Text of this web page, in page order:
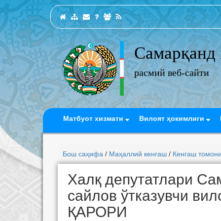
Самарқанд
расмий веб-сайти
Матбуот хизмати Вилоят ҳокимлиги
Бош саҳифа / Маҳаллий кенгаш / Кенгаш
Халқ депутатлари
сайлов ўтказувчи
ҚАРОРИ